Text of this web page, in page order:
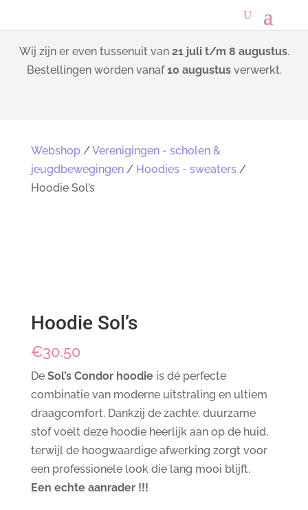
Wij zijn er even tussenuit van 21 juli t/m 8 augustus.
Bestellingen worden vanaf10 augustusverwerkt.
Webshop/Verenigingen - scholen &
jeugdbewegingen/ Hoodies - sweaters/
Hoodie Sol’s
Hoodie Sol’s
€30.50
De Sol’s Condor hoodieis dé perfecte
combinatie van moderne uitstraling en ultiem
draagcomfort. Dankzij de zachte, duurzame
stof voelt deze hoodie heerlijk aan op de huid,
terwijl de hoogwaardige afwerking zorgt voor
een professionele look die lang mooi blijft.
Een echte aanrader !!!